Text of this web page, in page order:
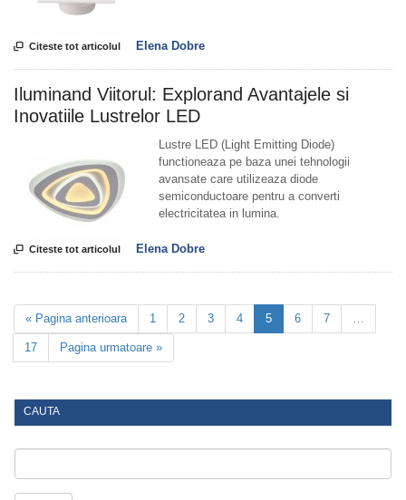
 Citeste tot articolul Elena Dobre
Iluminand Viitorul: Explorand Avantajele si
Inovatiile Lustrelor LED
Lustre LED (Light Emitting Diode)
functioneaza pe baza unei tehnologii
avansate care utilizeaza diode
semiconductoare pentru a converti
electricitatea in lumina.
 Citeste tot articolul Elena Dobre
« Pagina anterioara 1 2 3 4 5 6 7 …
17 Pagina urmatoare »
CAUTA